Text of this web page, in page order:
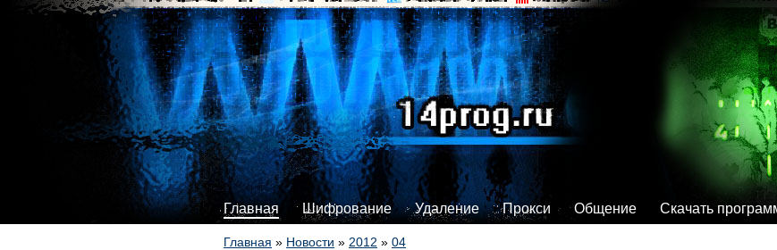
Главная Шифрование Удаление Прокси Общение Скачать
Главная » Новости » 2012 » 04